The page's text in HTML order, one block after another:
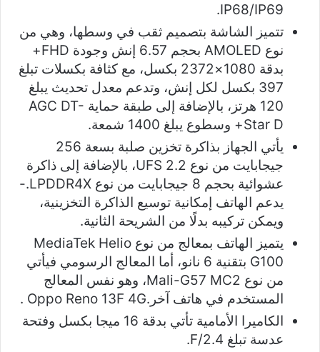
IP68/IP69.
تتميز الشاشة بتصميم ثقب في وسطها، وهي من
نوع AMOLED بحجم 6.57 إنش وجودة FHD+
بدقة 1080×2372 بكسل، مع كثافة بكسلات تبلغ
397 بكسل لكل إنش، وتدعم معدل تحديث يبلغ
120 هرتز، بالإضافة إلى طبقة حماية AGC DT-
Star D+ وسطوع يبلغ 1400 شمعة.
يأتي الجهاز بذاكرة تخزين صلبة بسعة 256
جيجابايت من نوع UFS 2.2، بالإضافة إلى ذاكرة
عشوائية بحجم 8 جيجابايت من نوع LPDDR4X.-
يدعم الهاتف إمكانية توسيع الذاكرة التخزينية،
ويمكن تركيبه بدلًا من الشريحة الثانية.
يتميز الهاتف بمعالج من نوع MediaTek Helio
G100 بتقنية 6 نانو، أما المعالج الرسومي فيأتي
من نوع Mali-G57 MC2، وهو نفس المعالج
المستخدم في هاتف آخر.Oppo Reno 13F 4G .
الكاميرا الأمامية تأتي بدقة 16 ميجا بكسل وفتحة
عدسة تبلغ F/2.4.